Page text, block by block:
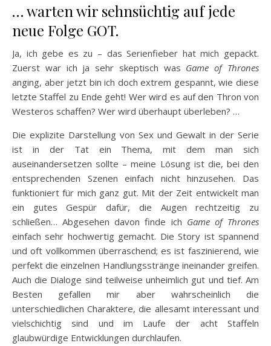
… warten wir sehnsüchtig auf jede
neue Folge GOT.
Ja, ich gebe es zu – das Serienfieber hat mich gepackt.
Zuerst war ich ja sehr skeptisch was Game of Thrones
anging, aber jetzt bin ich doch extrem gespannt, wie diese
letzte Staffel zu Ende geht! Wer wird es auf den Thron von
Westeros schaffen? Wer wird überhaupt überleben? …
Die explizite Darstellung von Sex und Gewalt in der Serie
ist in der Tat ein Thema, mit dem man sich
auseinandersetzen sollte – meine Lösung ist die, bei den
entsprechenden Szenen einfach nicht hinzusehen. Das
funktioniert für mich ganz gut. Mit der Zeit entwickelt man
ein gutes Gespür dafür, die Augen rechtzeitig zu
schließen… Abgesehen davon finde ich Game of Thrones
einfach sehr hochwertig gemacht. Die Story ist spannend
und oft vollkommen überraschend; es ist faszinierend, wie
perfekt die einzelnen Handlungsstränge ineinander greifen.
Auch die Dialoge sind teilweise unheimlich gut und tief. Am
Besten gefallen mir aber wahrscheinlich die
unterschiedlichen Charaktere, die allesamt interessant und
vielschichtig sind und im Laufe der acht Staffeln
glaubwürdige Entwicklungen durchlaufen.